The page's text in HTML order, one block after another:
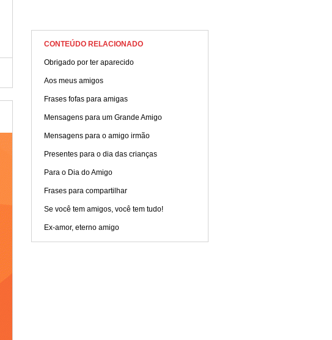
CONTEÚDO RELACIONADO
Obrigado por ter aparecido
Aos meus amigos
Frases fofas para amigas
Mensagens para um Grande Amigo
Mensagens para o amigo irmão
Presentes para o dia das crianças
Para o Dia do Amigo
Frases para compartilhar
Se você tem amigos, você tem tudo!
Ex-amor, eterno amigo